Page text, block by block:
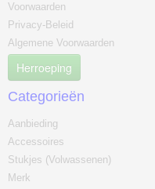
Voorwaarden
Privacy-Beleid
Algemene Voorwaarden
Herroeping
Categorieën
Aanbieding
Accessoires
Stukjes (Volwassenen)
Merk